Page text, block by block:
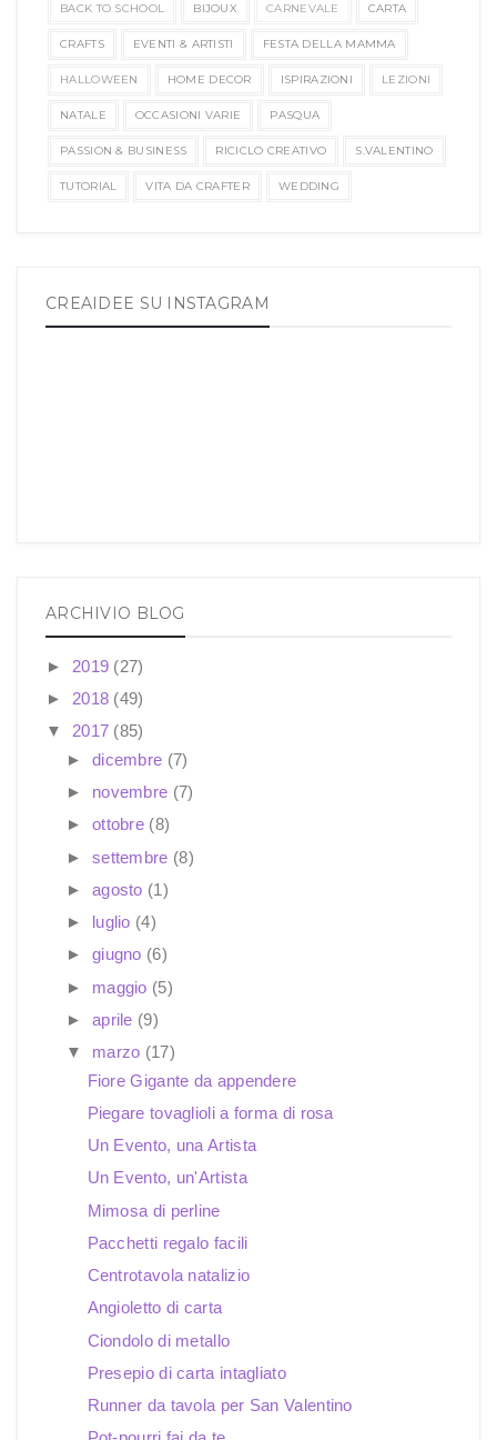
BACK TO SCHOOL BIJOUX CARNEVALE CARTA
CRAFTS EVENTI & ARTISTI FESTA DELLA MAMMA
HALLOWEEN HOME DECOR ISPIRAZIONI LEZIONI
NATALE OCCASIONI VARIE PASQUA
PASSION & BUSINESS RICICLO CREATIVO S.VALENTINO
TUTORIAL VITA DA CRAFTER WEDDING
CREAIDEE SU INSTAGRAM
ARCHIVIO BLOG
► 2019 (27)
► 2018 (49)
▼ 2017 (85)
► dicembre (7)
► novembre (7)
► ottobre (8)
► settembre (8)
► agosto (1)
► luglio (4)
► giugno (6)
► maggio (5)
► aprile (9)
▼ marzo (17)
Fiore Gigante da appendere
Piegare tovaglioli a forma di rosa
Un Evento, una Artista
Un Evento, un'Artista
Mimosa di perline
Pacchetti regalo facili
Centrotavola natalizio
Angioletto di carta
Ciondolo di metallo
Presepio di carta intagliato
Runner da tavola per San Valentino